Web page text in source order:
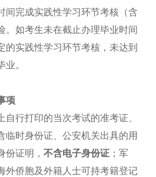
间完成实践性学习环节考核（含
。如考生未在截止办理毕业时间
的实践性学习环节考核，未达到
。
项
自行打印的当次考试的准考证、
临时身份证、公安机关出具的用
份证明， 不含电子身份证 ；军
外侨胞及外籍人士可持考籍登记